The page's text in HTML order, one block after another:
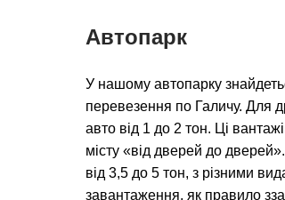
Автопарк
У нашому автопарку
перевезення по Галичу. Для
авто від 1 до 2 тон. Ці
місту «від дверей до
від 3,5 до 5 тон, з різними
завантаження, як правило